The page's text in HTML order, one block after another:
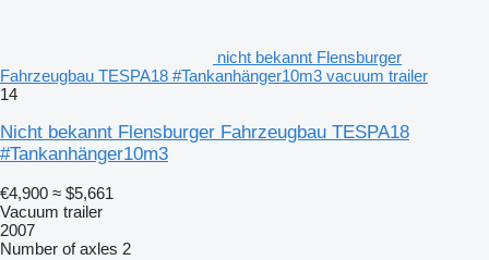
nicht bekannt Flensburger
Fahrzeugbau TESPA18 #Tankanhänger10m3 vacuum trailer
14
Nicht bekannt Flensburger Fahrzeugbau TESPA18
#Tankanhänger10m3
€4,900 ≈ $5,661
Vacuum trailer
2007
Number of axles 2